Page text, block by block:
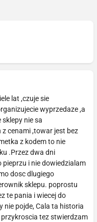
lat ,czuje sie
wyprzedaze ,a
nie sa
cenami ,towar jest bez
z kodem to nie
.Przez dwa dni
i nie dowiedzialam
dosc dlugiego
sklepu. poprostu
te pania i wiecej do
nie pojde, Cala ta historia
tez stwierdzam